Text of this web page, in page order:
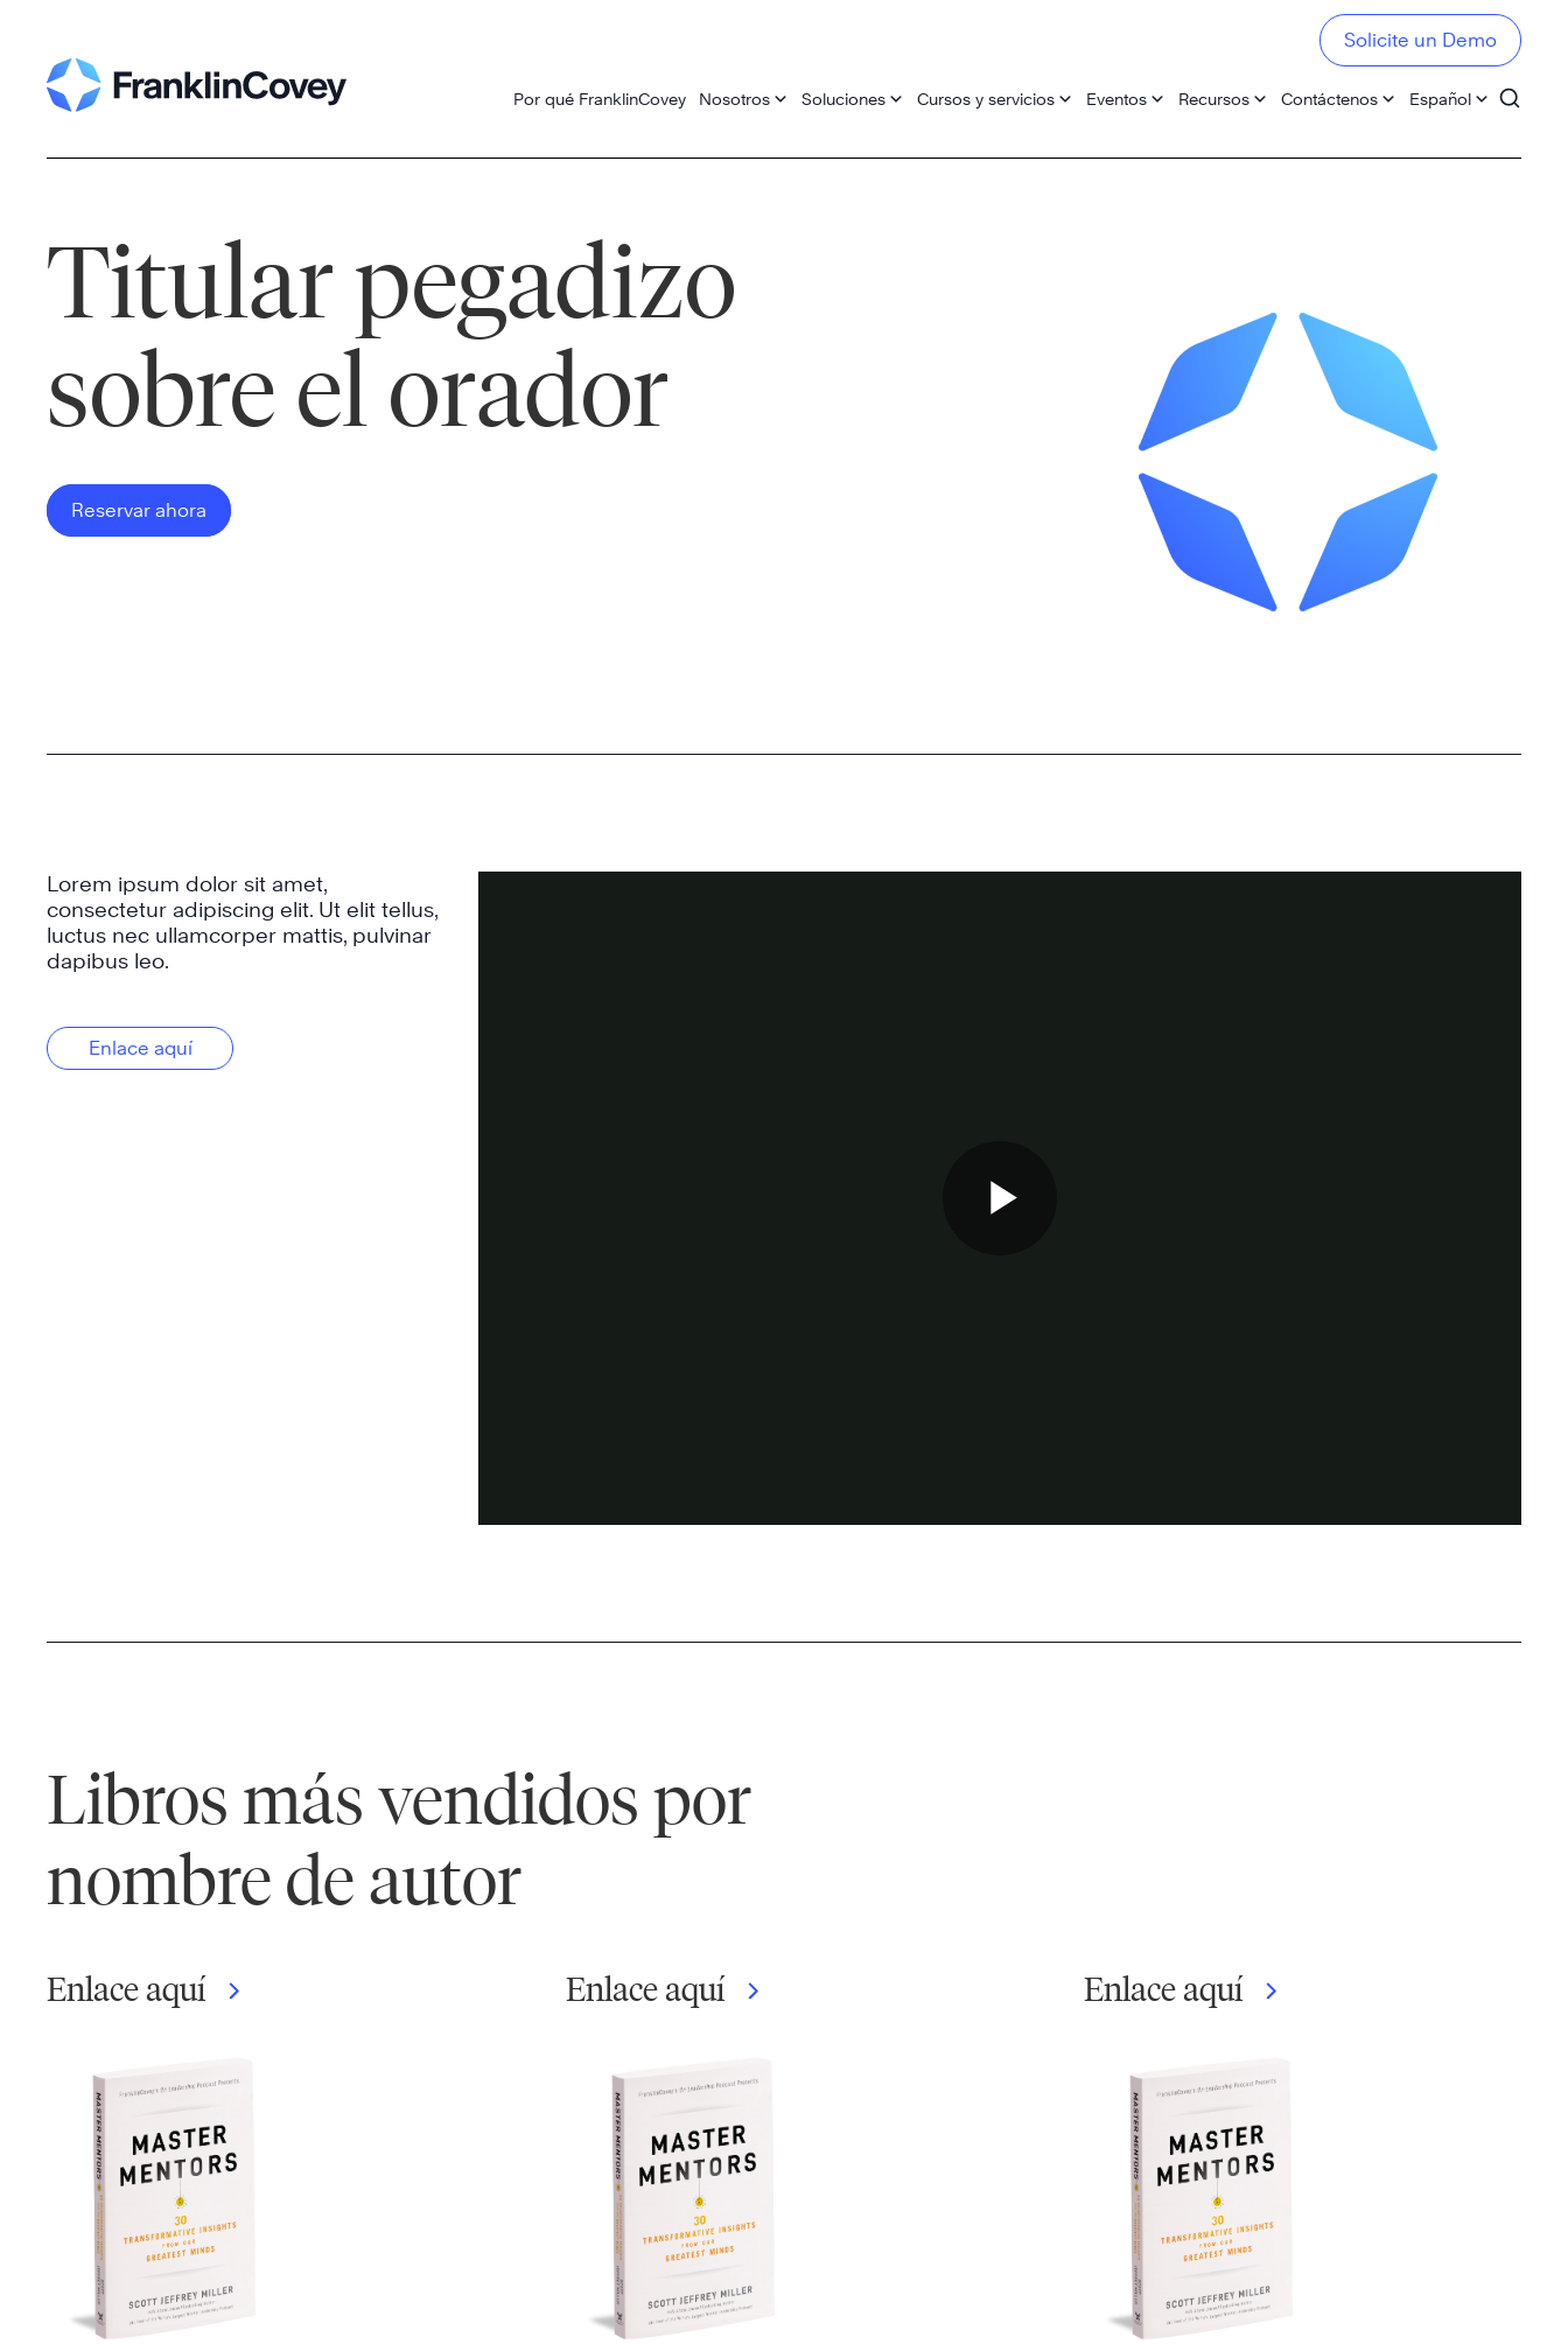
to
content
Por qué FranklinCovey Nosotros Soluciones Cursos y servicios Eventos Recursos Contáctenos Español
Solicite un Demo
Titular pegadizo
sobre el orador
Reservar ahora
Lorem ipsum dolor sit amet,
consectetur adipiscing elit. Ut elit tellus,
luctus nec ullamcorper mattis, pulvinar
dapibus leo.
Enlace aquí
Libros más vendidos por
nombre de autor
Enlace aquí Enlace aquí Enlace aquí